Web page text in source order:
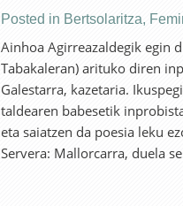
Posted in Bertsolaritza,
Ainhoa Agirreazaldegik egin
Tabakaleran) arituko diren
Galestarra, kazetaria.
taldearen babesetik
eta saiatzen da poesia leku
Servera: Mallorcarra, duela